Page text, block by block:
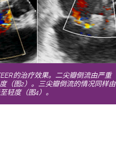
的治疗效果。二尖瓣倒流由严重
度（图2）。三尖瓣倒流的情况同样由
轻度（图4）。